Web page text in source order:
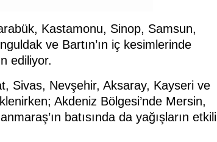
Kastamonu, Sinop, Samsun,
ve Bartın’ın iç kesimlerinde
ediliyor.
Sivas, Nevşehir, Aksaray, Kayseri ve
Akdeniz Bölgesi’nde Mersin,
batısında da yağışların etkili